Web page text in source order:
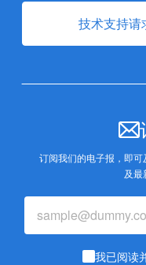
技术支持请
订阅我们的电子报，即
及最
我已阅读